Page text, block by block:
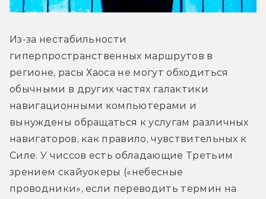
Из-за нестабильности
гиперпространственных маршрутов в
регионе, расы Хаоса не могут обходиться
обычными в других частях галактики
навигационными компьютерами и
вынуждены обращаться к услугам различных
навигаторов, как правило, чувствительных к
Силе. У чиссов есть обладающие Третьим
зрением cкайуокеры («небесные
проводники», если переводить термин на